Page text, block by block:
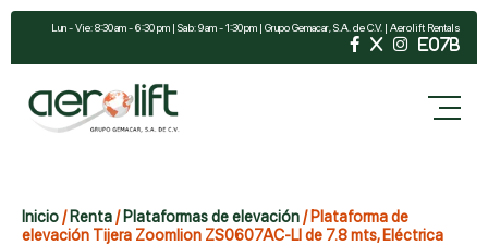
Lun - Vie: 8:30 am - 6:30 pm | Sab: 9 am - 1:30 pm | Grupo Gemacar, S.A. de C.V. | Aerolift Rentals
Inicio/Renta/ Plataformas de elevación/ Plataforma de
elevación Tijera Zoomlion ZS0607AC-LI de 7.8 mts, Eléctrica